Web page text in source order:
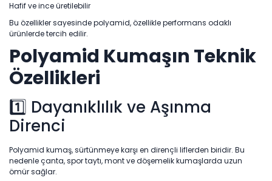
Hafif ve ince üretilebilir
Bu özellikler sayesinde polyamid, özellikle performans odaklı
ürünlerde tercih edilir.
Polyamid Kumaşın Teknik
Özellikleri
1️⃣ Dayanıklılık ve Aşınma
Direnci
Polyamid kumaş, sürtünmeye karşı en dirençli liflerden biridir. Bu
nedenle çanta, spor taytı, mont ve döşemelik kumaşlarda uzun
ömür sağlar.